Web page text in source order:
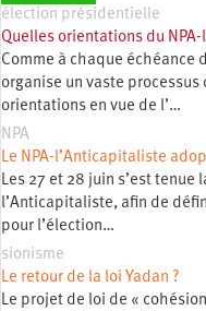
élection présidentielle
Quelles orientations du
Comme à chaque échéance
organise un vaste
orientations en vue de l’…
NPA
Le NPA-l’Anticapitaliste
Les 27 et 28 juin s’est tenue
l’Anticapitaliste, afin de
pour l’élection…
sionisme
Le retour de la loi Yadan ?
Le projet de loi de «